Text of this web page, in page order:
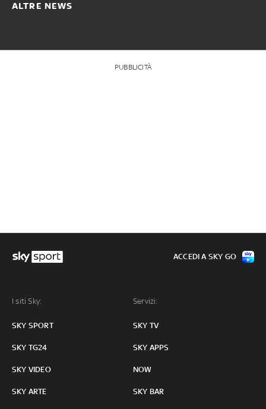
ALTRE NEWS
PUBBLICITÀ
I siti Sky:
SKY SPORT
SKY TG24
SKY VIDEO
SKY ARTE
Servizi:
SKY TV
SKY APPS
NOW
SKY BAR
ACCEDI A SKY GO